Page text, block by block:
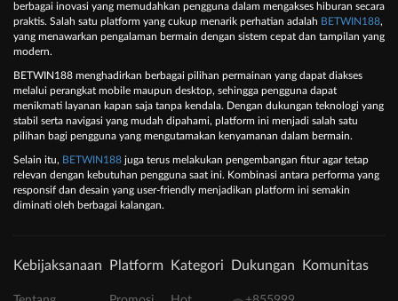
berbagai inovasi yang memudahkan pengguna dalam mengakses hiburan secara
praktis. Salah satu platform yang cukup menarik perhatian adalah BETWIN188,
yang menawarkan pengalaman bermain dengan sistem cepat dan tampilan yang
modern.
BETWIN188 menghadirkan berbagai pilihan permainan yang dapat diakses
melalui perangkat mobile maupun desktop, sehingga pengguna dapat
menikmati layanan kapan saja tanpa kendala. Dengan dukungan teknologi yang
stabil serta navigasi yang mudah dipahami, platform ini menjadi salah satu
pilihan bagi pengguna yang mengutamakan kenyamanan dalam bermain.
Selain itu, BETWIN188 juga terus melakukan pengembangan fitur agar tetap
relevan dengan kebutuhan pengguna saat ini. Kombinasi antara performa yang
responsif dan desain yang user-friendly menjadikan platform ini semakin
diminati oleh berbagai kalangan.
Kebijaksanaan Platform Kategori Dukungan Komunitas